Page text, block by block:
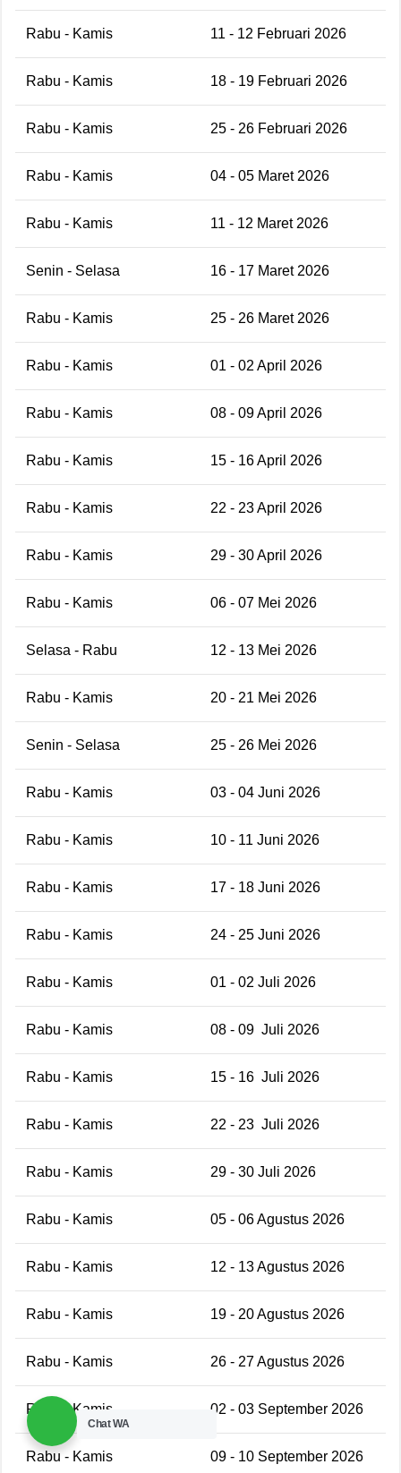
Rabu - Kamis 11 - 12 Februari 2026
Rabu - Kamis 18 - 19 Februari 2026
Rabu - Kamis 25 - 26 Februari 2026
Rabu - Kamis 04 - 05 Maret 2026
Rabu - Kamis 11 - 12 Maret 2026
Senin - Selasa 16 - 17 Maret 2026
Rabu - Kamis 25 - 26 Maret 2026
Rabu - Kamis 01 - 02 April 2026
Rabu - Kamis 08 - 09 April 2026
Rabu - Kamis 15 - 16 April 2026
Rabu - Kamis 22 - 23 April 2026
Rabu - Kamis 29 - 30 April 2026
Rabu - Kamis 06 - 07 Mei 2026
Selasa - Rabu 12 - 13 Mei 2026
Rabu - Kamis 20 - 21 Mei 2026
Senin - Selasa 25 - 26 Mei 2026
Rabu - Kamis 03 - 04 Juni 2026
Rabu - Kamis 10 - 11 Juni 2026
Rabu - Kamis 17 - 18 Juni 2026
Rabu - Kamis 24 - 25 Juni 2026
Rabu - Kamis 01 - 02 Juli 2026
Rabu - Kamis 08 - 09 Juli 2026
Rabu - Kamis 15 - 16 Juli 2026
Rabu - Kamis 22 - 23 Juli 2026
Rabu - Kamis 29 - 30 Juli 2026
Rabu - Kamis 05 - 06 Agustus 2026
Rabu - Kamis 12 - 13 Agustus 2026
Rabu - Kamis 19 - 20 Agustus 2026
Rabu - Kamis 26 - 27 Agustus 2026
Rabu - Kamis 02 - 03 September 2026
Rabu - Kamis 09 - 10 September 2026
Chat WA